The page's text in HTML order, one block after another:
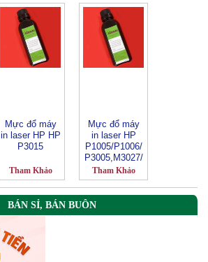
Mực đổ máy
in laser HP HP
P3015
Tham Khảo
Mực đổ máy
in laser HP
P1005/P1006/
P3005,M3027/
M3035
Tham Khảo
BÁN SỈ, BÁN BUÔN